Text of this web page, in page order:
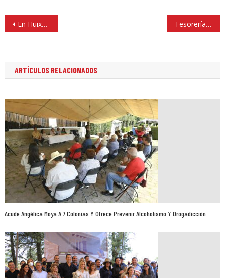
Navegación
de
En Huixquilucan el quinto municipio a nivel nacional con mayor aprobación Tesorería de Atizapán se digitaliza para acercar pagos a los ciudadanos
ARTÍCULOS RELACIONADOS
Acude Angélica Moya A 7 Colonias Y Ofrece Prevenir Alcoholismo Y Drogadicción